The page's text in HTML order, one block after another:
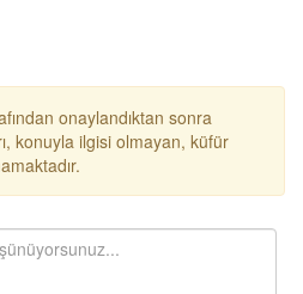
onaylandıktan sonra
konuyla ilgisi olmayan, küfür